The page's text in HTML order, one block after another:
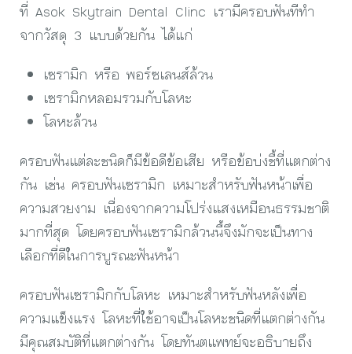
ที่ Asok Skytrain Dental Clinc เรามีครอบฟันทีทำ
จากวัสดุ 3 แบบด้วยกัน ได้แก่
เซรามิก หรือ พอร์ซเลนส์ล้วน
เซรามิกหลอมรวมกับโลหะ
โลหะล้วน
ครอบฟันแต่ละชนิดก็มีข้อดีข้อเสีย หรือข้อบ่งชี้ที่แตกต่าง
กัน เช่น ครอบฟันเซรามิก เหมาะสำหรับฟันหน้าเพื่อ
ความสวยงาม เนื่องจากความโปร่งแสงเหมือนธรรมชาติ
มากที่สุด โดยครอบฟันเซรามิกล้วนนี้จึงมักจะเป็นทาง
เลือกที่ดีในการบูรณะฟันหน้า
ครอบฟันเซรามิกกับโลหะ เหมาะสำหรับฟันหลังเพื่อ
ความแข็งแรง โลหะที่ใช้อาจเป็นโลหะชนิดที่แตกต่างกัน
มีคุณสมบัติที่แตกต่างกัน โดยทันตแพทย์จะอธิบายถึง